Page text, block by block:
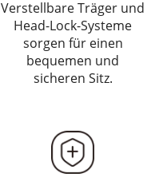
Verstellbare Träger und
Head-Lock-Systeme
sorgen für einen
bequemen und
sicheren Sitz.